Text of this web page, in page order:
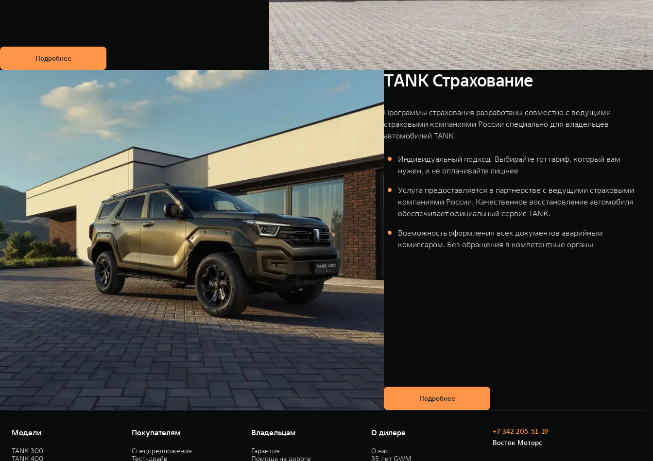
Подробнее
TANK Страхование
Программы страхования разработаны совместно с ведущими
страховыми компаниями России специально для владельцев
автомобилей TANK.
Индивидуальный подход. Выбирайте тот тариф, который вам
нужен, и не оплачивайте лишнее
Услуга предоставляется в партнерстве с ведущими страховыми
компаниями России. Качественное восстановление автомобиля
обеспечивает официальный сервис TANK.
Возможность оформления всех документов аварийным
комиссаром. Без обращения в компетентные органы
Подробнее
Модели
TANK 300
TANK 400
Покупателям
Спецпредложения
Тест-драйв
Владельцам
Гарантия
Помощь на дороге
О дилере
О нас
35 лет GWM
+7 342 205-51-19
Восток Моторс